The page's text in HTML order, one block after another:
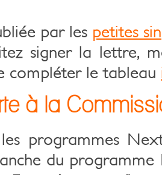
par les petites
signer la lettre,
compléter le tableau
à la
programmes
du